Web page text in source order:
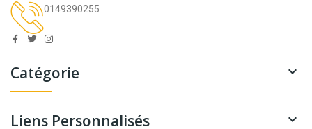
0149390255
Catégorie 
Liens Personnalisés 